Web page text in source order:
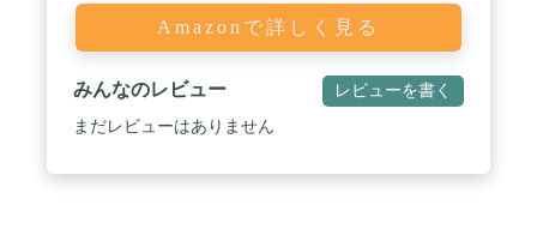
Amazonで詳しく見る
みんなのレビュー レビューを書く
まだレビューはありません